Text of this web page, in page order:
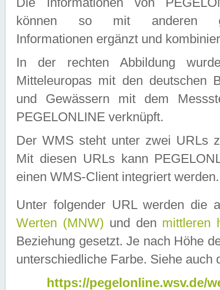
können so mit anderen
Informationen ergänzt und
In der rechten Abbildung
Mitteleuropas mit den deutschen
und Gewässern mit dem
PEGELONLINE verknüpft.
Der WMS steht unter zwei URLs
Mit diesen URLs kann
einen WMS-Client integriert werden.
Unter folgender URL werden die
Werten (MNW) und den mittleren
Beziehung gesetzt. Je nach Höhe
unterschiedliche Farbe. Siehe auch
https://pegelonline.wsv.de/